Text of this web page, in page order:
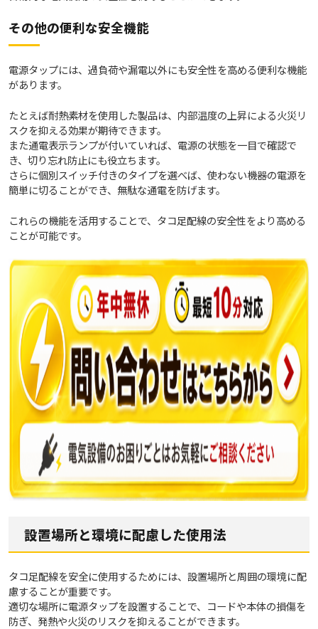
その他の便利な安全機能
電源タップには、過負荷や漏電以外にも安全性を高める便利な機能
があります。
たとえば耐熱素材を使用した製品は、内部温度の上昇による火災リ
スクを抑える効果が期待できます。
また通電表示ランプが付いていれば、電源の状態を一目で確認で
き、切り忘れ防止にも役立ちます。
さらに個別スイッチ付きのタイプを選べば、使わない機器の電源を
簡単に切ることができ、無駄な通電を防げます。
これらの機能を活用することで、タコ足配線の安全性をより高める
ことが可能です。
設置場所と環境に配慮した使用法
タコ足配線を安全に使用するためには、設置場所と周囲の環境に配
慮することが重要です。
適切な場所に電源タップを設置することで、コードや本体の損傷を
防ぎ、発熱や火災のリスクを抑えることができます。